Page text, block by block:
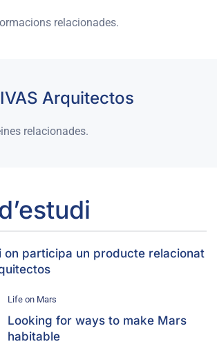
relacionades.
Arquitectos
relacionades.
on participa un producte relacionat
Life on Mars
Looking for ways to make Mars
habitable